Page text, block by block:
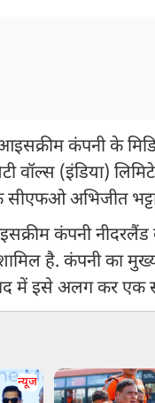
कंपनी के
वॉल्स (इंडिया)
अभिजीत
कंपनी नीदरलैंड
शामिल है. कंपनी का
में इसे अलग कर एक
न्यूज